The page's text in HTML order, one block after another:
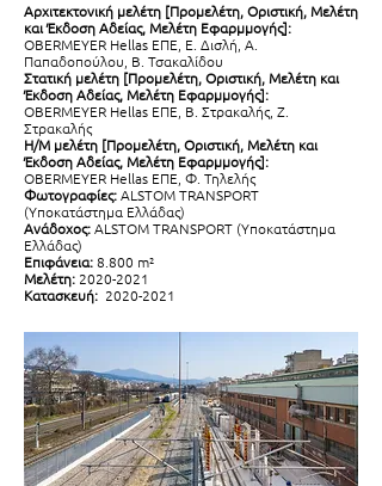
Αρχιτεκτονική μελέτη [Προμελέτη, Οριστική, Μελέτη
και Έκδοση Αδείας, Μελέτη Εφαρμμογής]:
OBERMEYER Hellas ΕΠΕ, Ε. Δισλή, Α.
Παπαδοπούλου, Β. Τσακαλίδου
Στατική μελέτη [Προμελέτη, Οριστική, Μελέτη και
Έκδοση Αδείας, Μελέτη Εφαρμμογής]:
OBERMEYER Hellas ΕΠΕ, Β. Στρακαλής, Ζ.
Στρακαλής
Η/Μ μελέτη [Προμελέτη, Οριστική, Μελέτη και
Έκδοση Αδείας, Μελέτη Εφαρμμογής]:
OBERMEYER Hellas ΕΠΕ, Φ. Τηλελής
Φωτογραφίες:ALSTOM TRANSPORT
(Υποκατάστημα Ελλάδας)
Ανάδοχος:ALSTOM TRANSPORT (Υποκατάστημα
Ελλάδας)
Επιφάνεια:8.800 m²
Μελέτη: 2020-2021
Κατασκευή: 2020-2021